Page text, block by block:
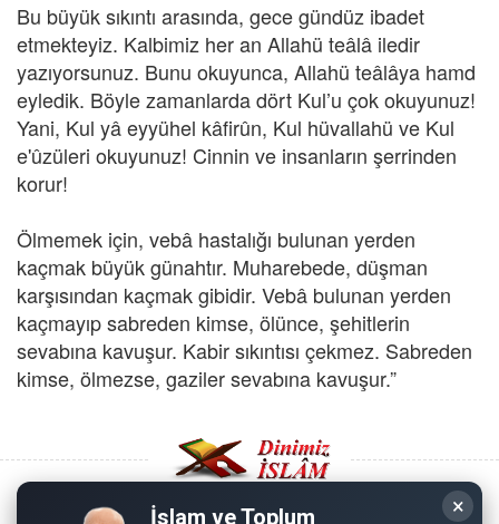
Bu büyük sıkıntı arasında, gece gündüz ibadet
etmekteyiz. Kalbimiz her an Allahü teâlâ iledir
yazıyorsunuz. Bunu okuyunca, Allahü teâlâya hamd
eyledik. Böyle zamanlarda dört Kul’u çok okuyunuz!
Yani, Kul yâ eyyühel kâfirûn, Kul hüvallahü ve Kul
e'ûzüleri okuyunuz! Cinnin ve insanların şerrinden
korur!
Ölmemek için, vebâ hastalığı bulunan yerden
kaçmak büyük günahtır. Muharebede, düşman
karşısından kaçmak gibidir. Vebâ bulunan yerden
kaçmayıp sabreden kimse, ölünce, şehitlerin
sevabına kavuşur. Kabir sıkıntısı çekmez. Sabreden
kimse, ölmezse, gaziler sevabına kavuşur.”
×
İslam ve Toplum